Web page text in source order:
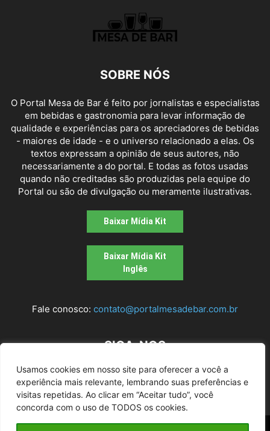
Usamos cookies em nosso site para oferecer a você a
experiência mais relevante, lembrando suas preferências e
visitas repetidas. Ao clicar em “Aceitar tudo”, você
concorda com o uso de TODOS os cookies.
SOBRE NÓS
O Portal Mesa de Bar é feito por jornalistas e especialistas
em bebidas e gastronomia para levar informação de
qualidade e experiências para os apreciadores de bebidas
- maiores de idade - e o universo relacionado a elas. Os
textos expressam a opinião de seus autores, não
necessariamente a do portal. E todas as fotos usadas
quando não creditadas são produzidas pela equipe do
Portal ou são de divulgação ou meramente ilustrativas.
Baixar Mídia Kit
Baixar Mídia Kit
Inglês
Fale conosco: contato@portalmesadebar.com.br
SIGA-NOS